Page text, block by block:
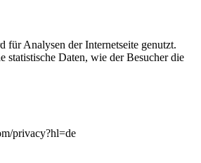
für Analysen der Internetseite genutzt.
statistische Daten, wie der Besucher die
privacy?hl=de